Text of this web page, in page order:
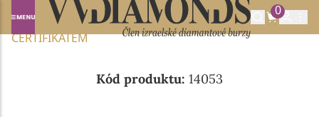
0
Domů NABÍDKA DIAMANTŮ
0.32CT D/VVS1 S GIA
CERTIFIKÁTEM
Kód produktu: 14053